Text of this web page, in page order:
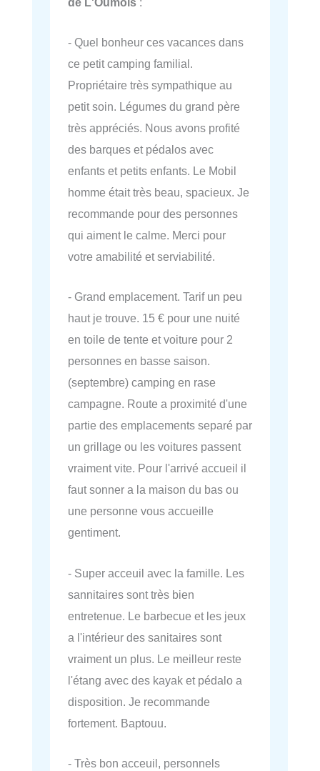
- Quel bonheur ces vacances dans
ce petit camping familial.
Propriétaire très sympathique au
petit soin. Légumes du grand père
très appréciés. Nous avons profité
des barques et pédalos avec
enfants et petits enfants. Le Mobil
homme était très beau, spacieux. Je
recommande pour des personnes
qui aiment le calme. Merci pour
votre amabilité et serviabilité.
- Grand emplacement. Tarif un peu
haut je trouve. 15 € pour une nuité
en toile de tente et voiture pour 2
personnes en basse saison.
(septembre) camping en rase
campagne. Route a proximité d'une
partie des emplacements separé par
un grillage ou les voitures passent
vraiment vite. Pour l'arrivé accueil il
faut sonner a la maison du bas ou
une personne vous accueille
gentiment.
- Super acceuil avec la famille. Les
sannitaires sont très bien
entretenue. Le barbecue et les jeux
a l'intérieur des sanitaires sont
vraiment un plus. Le meilleur reste
l'étang avec des kayak et pédalo a
disposition. Je recommande
fortement. Baptouu.
- Très bon acceuil, personnels